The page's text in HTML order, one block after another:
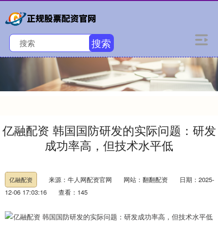
搜索
亿融配资 韩国国防研发的实际问题：研发
成功率高，但技术水平低
亿融配资 来源：牛人网配资官网 网站：翻翻配资
日期：2025-
12-06 17:03:16
查看：145